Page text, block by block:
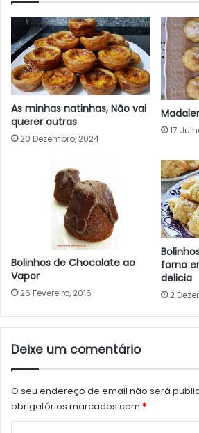
As minhas natinhas, Não vai
querer outras
20 Dezembro, 2024
17
Bolinhos de Chocolate ao
Vapor
26 Fevereiro, 2016
forno
delicia
2
Deixe um comentário
O seu endereço de email não será
obrigatórios marcados com *